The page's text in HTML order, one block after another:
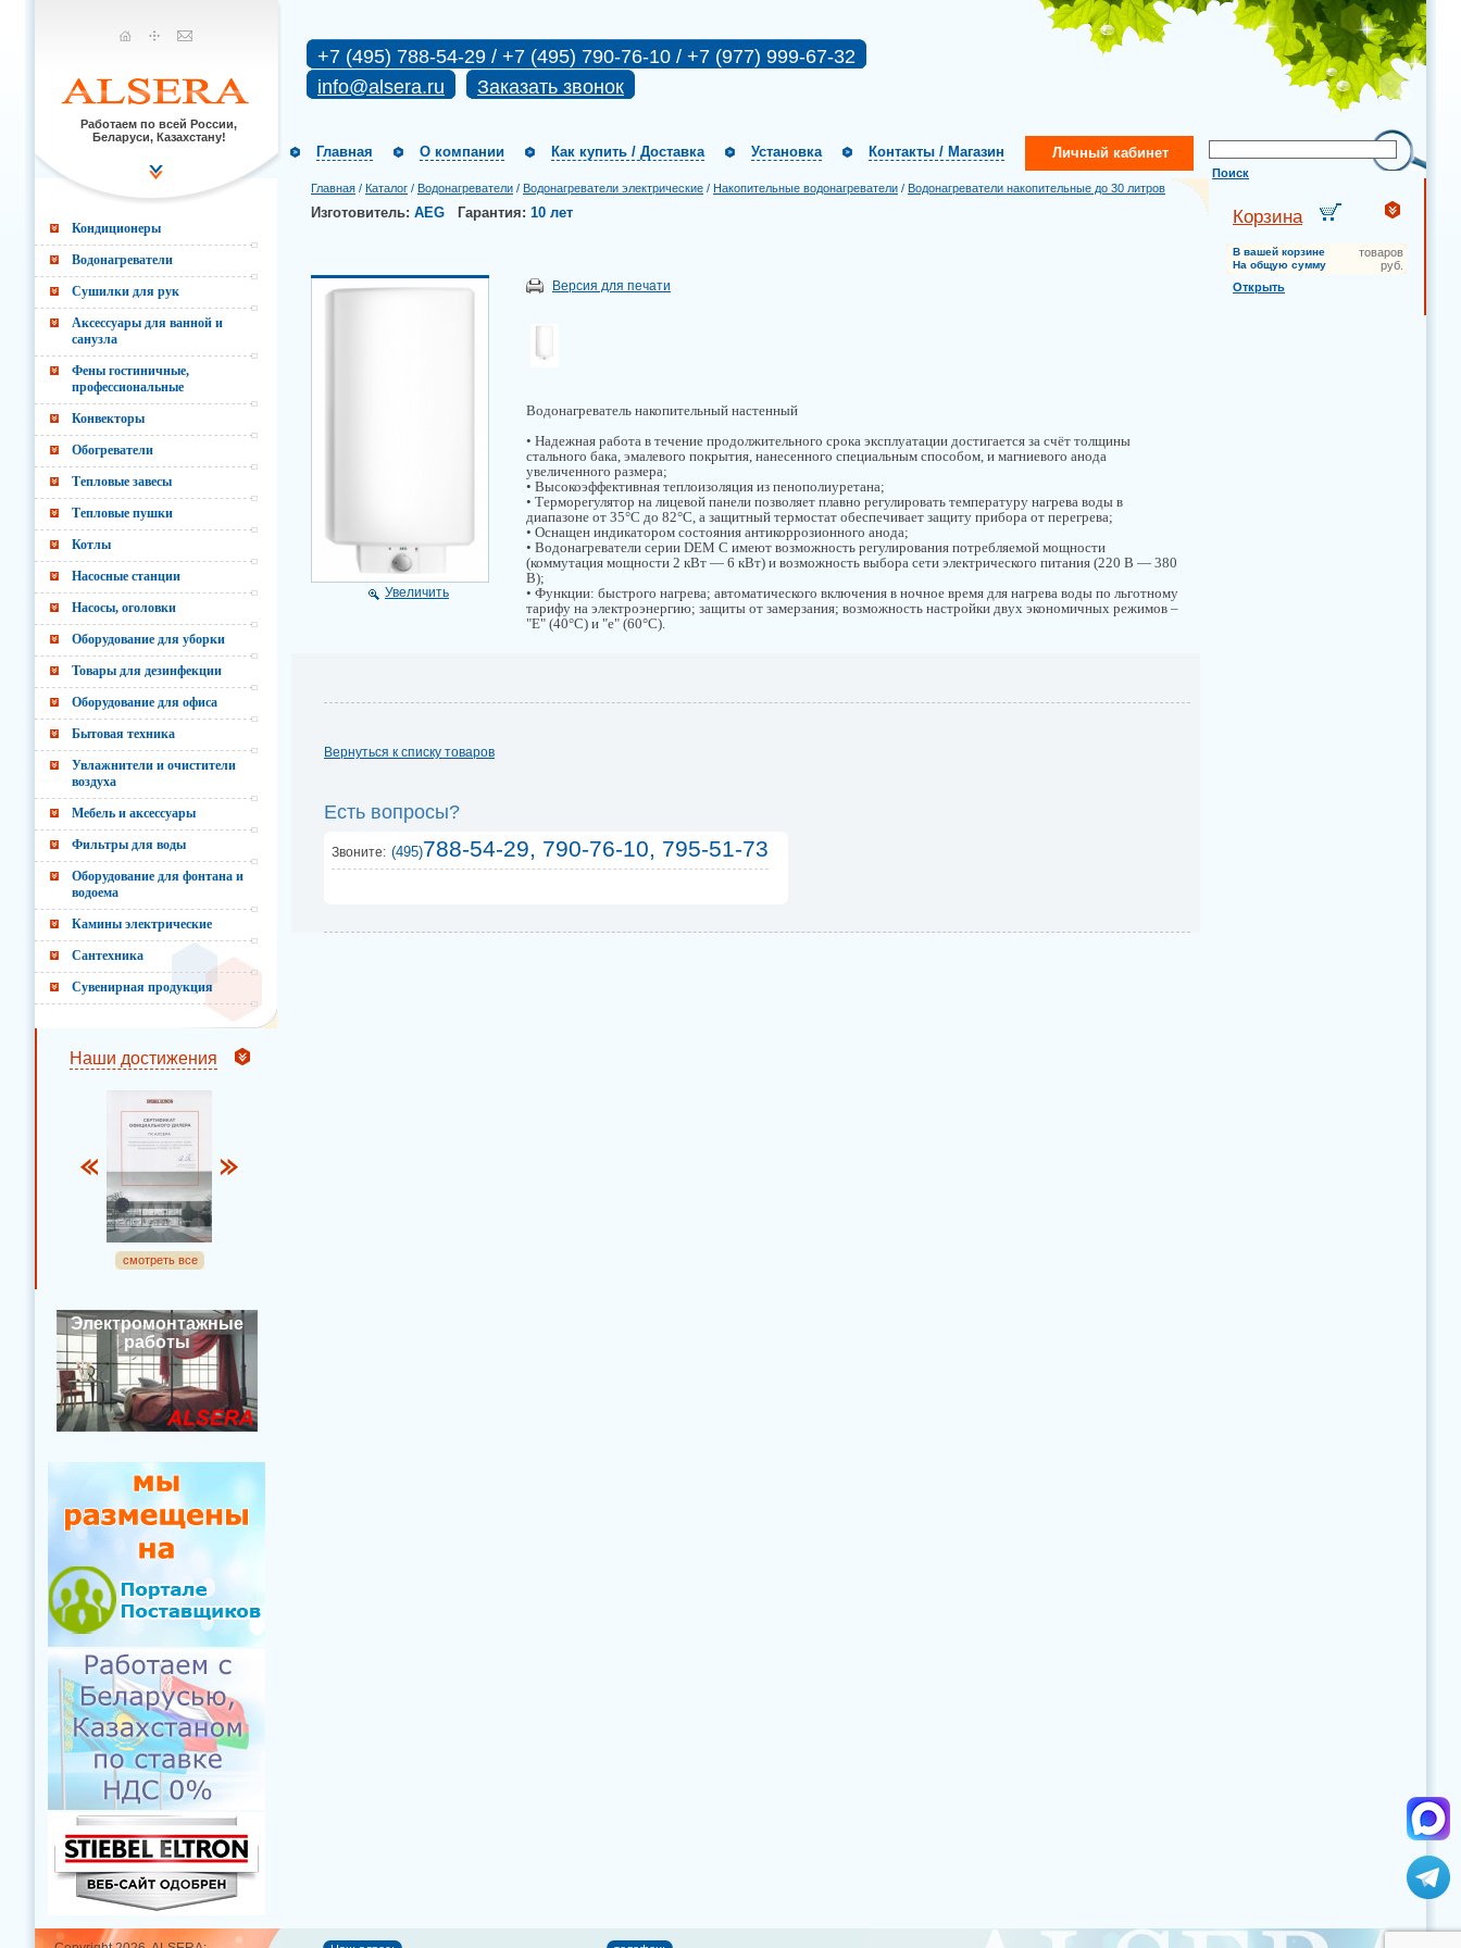
Работаем по всей России,
Беларуси, Казахстану!
+7 (495) 788-54-29 / +7 (495) 790-76-10 / +7 (977) 999-67-32
info@alsera.ru
Заказать звонок
Поиск
Главная О компании Как купить / Доставка Установка Контакты / Магазин Личный кабинет
Главная / Каталог / Водонагреватели / Водонагреватели электрические / Накопительные водонагреватели / Водонагреватели накопительные до 30 литров
Изготовитель: AEG Гарантия: 10 лет
Увеличить
Версия для печати
Водонагреватель накопительный настенный
• Надежная работа в течение продолжительного срока эксплуатации достигается за счёт толщины
стального бака, эмалевого покрытия, нанесенного специальным способом, и магниевого анода
увеличенного размера;
• Высокоэффективная теплоизоляция из пенополиуретана;
• Терморегулятор на лицевой панели позволяет плавно регулировать температуру нагрева воды в
диапазоне от 35°С до 82°С, а защитный термостат обеспечивает защиту прибора от перегрева;
• Оснащен индикатором состояния антикоррозионного анода;
• Водонагреватели серии DEM C имеют возможность регулирования потребляемой мощности
(коммутация мощности 2 кВт — 6 кВт) и возможность выбора сети электрического питания (220 В — 380
В);
• Функции: быстрого нагрева; автоматического включения в ночное время для нагрева воды по льготному
тарифу на электроэнергию; защиты от замерзания; возможность настройки двух экономичных режимов –
"Е" (40°С) и "е" (60°С).
Вернуться к списку товаров
Есть вопросы?
Звоните: (495)788-54-29, 790-76-10, 795-51-73
Кондиционеры
Водонагреватели
Сушилки для рук
Аксессуары для ванной и
санузла
Фены гостиничные,
профессиональные
Конвекторы
Обогреватели
Тепловые завесы
Тепловые пушки
Котлы
Насосные станции
Насосы, оголовки
Оборудование для уборки
Товары для дезинфекции
Оборудование для офиса
Бытовая техника
Увлажнители и очистители
воздуха
Мебель и аксессуары
Фильтры для воды
Оборудование для фонтана и
водоема
Камины электрические
Сантехника
Сувенирная продукция
Наши достижения
смотреть все
Электромонтажные
работы
Корзина
В вашей корзине товаров
На общую сумму
руб.
Открыть